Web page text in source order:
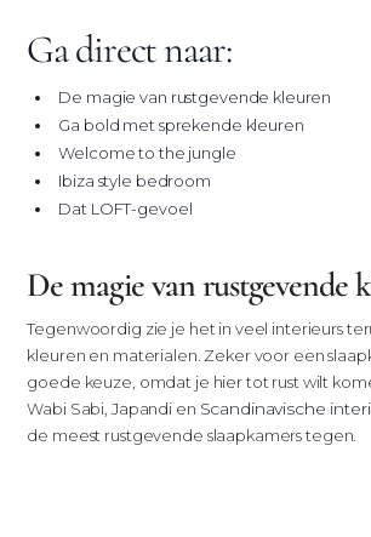
Ga direct naar:
De magie van rustgevende kleuren
Ga bold met sprekende kleuren
Welcome to the jungle
Ibiza style bedroom
Dat LOFT-gevoel
De magie van rustgevende
Tegenwoordig zie je het in veel interieurs
kleuren en materialen. Zeker voor een
goede keuze, omdat je hier tot rust wilt
Wabi Sabi, Japandi en Scandinavische
de meest rustgevende slaapkamers tegen.